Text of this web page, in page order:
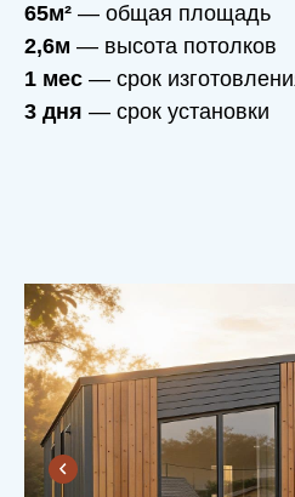
65м² — общая площадь
2,6м — высота потолков
1 мес — срок
3 дня — срок установки